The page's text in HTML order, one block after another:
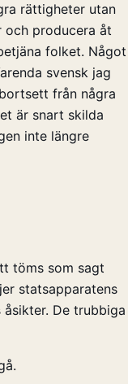
rättigheter utan
och producera åt
folket. Något
svensk jag
från några
är snart skilda
inte längre
töms som sagt
statsapparatens
De trubbiga